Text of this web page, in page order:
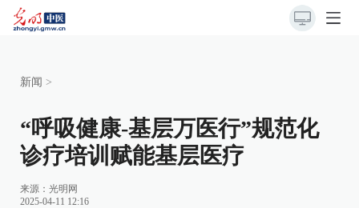
新闻 >
“呼吸健康-基层万医行”规范化
诊疗培训赋能基层医疗
来源：光明网
2025-04-11 12:16